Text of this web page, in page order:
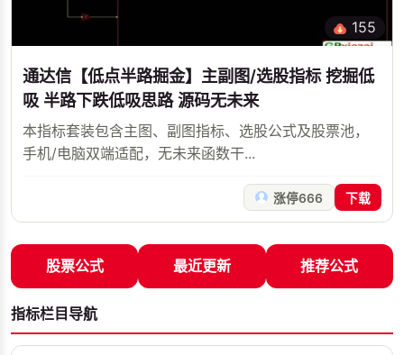
155
通达信【低点半路掘金】主副图/选股指标 挖掘低
吸 半路下跌低吸思路 源码无未来
本指标套装包含主图、副图指标、选股公式及股票池，
手机/电脑双端适配，无未来函数干...
涨停666 下载
股票公式 最近更新 推荐公式
指标栏目导航